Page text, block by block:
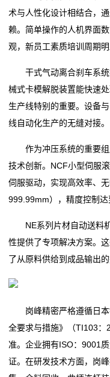
术与人性化设计相结合，
赖。简单操作的人机界面
观，新员工素质培训周期明
干式气动离合刹车系统
械式卡模解脱装置能快速
生产线特别的重要。设备
线自动化生产的无缝对接。
作为冲压系统的重要组
技术创新。NCF小型伺服
伺服驱动，实现高效率、
999.99mm），精度控制达
NE系列片材自动送料机
性提供了专项解决方案。
了从原料供给到成品输出的
岗峰精密严格遵循日本
全要求与措施》（TI103：
准。企业拥有ISO：9001
证。在研发技术方面，岗